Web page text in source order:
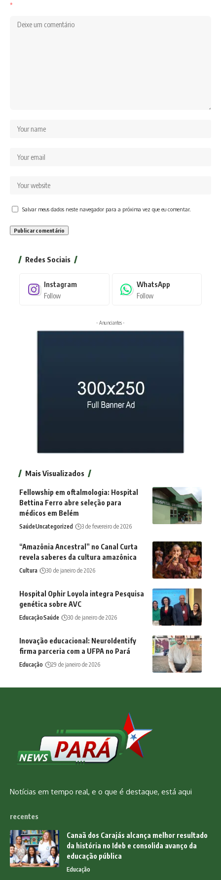
*
Salvar meus dados neste navegador para a próxima vez que eu comentar.
Redes Sociais
Instagram
Follow
WhatsApp
Follow
- Anunciantes -
Mais Visualizados
Fellowship em oftalmologia: Hospital
Bettina Ferro abre seleção para
médicos em Belém
SaúdeUncategorized 3 de fevereiro de 2026
“Amazônia Ancestral” no Canal Curta
revela saberes da cultura amazônica
Cultura 30 de janeiro de 2026
Hospital Ophir Loyola integra Pesquisa
genética sobre AVC
EducaçãoSaúde 30 de janeiro de 2026
Inovação educacional: NeuroIdentify
firma parceria com a UFPA no Pará
Educação 29 de janeiro de 2026
Notícias em tempo real, e o que é destaque, está aqui
recentes
Canaã dos Carajás alcança melhor resultado
da história no Ideb e consolida avanço da
educação pública
Educação